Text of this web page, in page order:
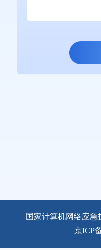
国家计算机网络应
京ICP